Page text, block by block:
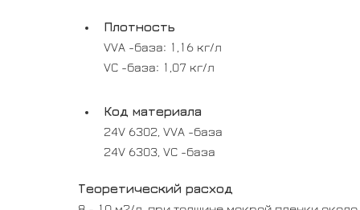
Плотность
VVA -база: 1,16 кг/л
VС -база: 1,07 кг/л
Код материала
24V 6302, VVA -база
24V 6303, VС -база
Теоретический расход